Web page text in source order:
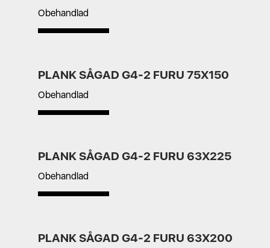
Obehandlad
PLANK SÅGAD G4-2 FURU 75X150
Obehandlad
PLANK SÅGAD G4-2 FURU 63X225
Obehandlad
PLANK SÅGAD G4-2 FURU 63X200